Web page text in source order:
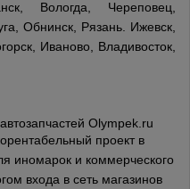
Вологда, Череповец,
Обнинск, Рязань. Ижевск,
Иваново, Владивосток,
Olympek.ru
проект в
иномарок и коммерческого
входа в сеть магазинов